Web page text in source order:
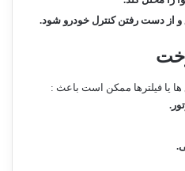
از دست رفتن کنترل خودرو شود.
یا فیلترها ممکن است باعث :
.
.